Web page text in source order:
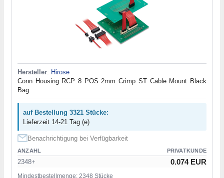
Hersteller: Hirose
Conn Housing RCP 8 POS 2mm Crimp ST Cable Mount Black
Bag
auf Bestellung 3321 Stücke:
Lieferzeit 14-21 Tag (e)
Benachrichtigung bei Verfügbarkeit
ANZAHL PRIVATKUNDE
2348+ 0.074 EUR
Mindestbestellmenge: 2348 Stücke